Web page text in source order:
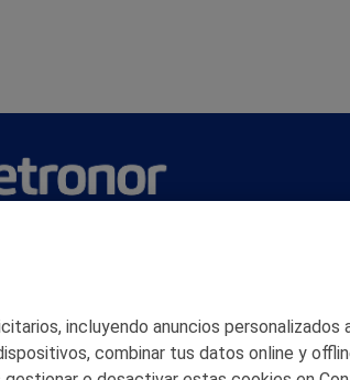
incluyendo anuncios
combinar tus datos online y